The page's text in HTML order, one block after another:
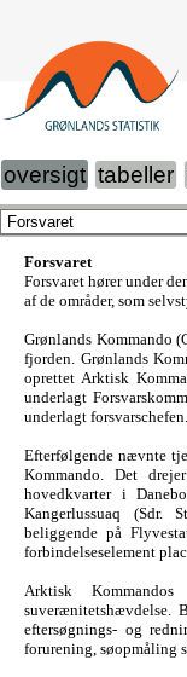
oversigt tabeller